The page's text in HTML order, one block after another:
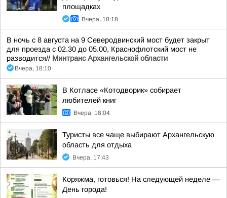
площадках
Вчера, 18:18
В ночь с 8 августа на 9 Северодвинский мост будет закрыт
для проезда с 02.30 до 05.00, Краснофлотский мост не
разводится// Минтранс Архангельской области
Вчера, 18:10
В Котласе «Котодворик» собирает
любителей книг
Вчера, 18:04
Туристы все чаще выбирают Архангельскую
область для отдыха
Вчера, 17:43
Коряжма, готовься! На следующей неделе —
День города!